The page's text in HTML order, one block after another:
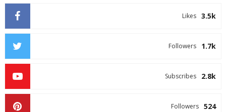
3.5k
Likes
1.7k
Followers
2.8k
Subscribes
524
Followers